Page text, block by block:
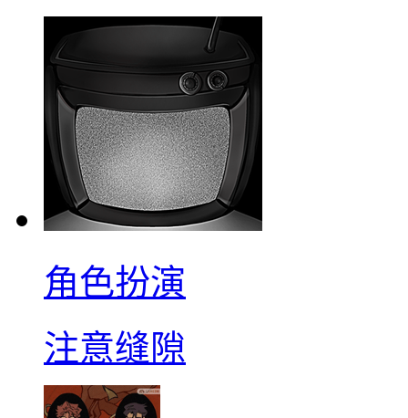
角色扮演
注意缝隙